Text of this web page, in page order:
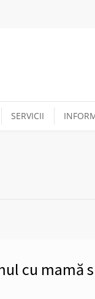
SERVICII
cu mamă